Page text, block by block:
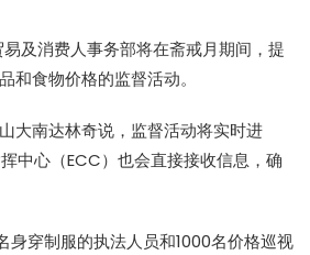
易及消费人事务部将在斋戒月期间，提
和食物价格的监督活动。
大南达林奇说，监督活动将实时进
中心（ECC）也会直接接收信息，确
身穿制服的执法人员和1000名价格巡视